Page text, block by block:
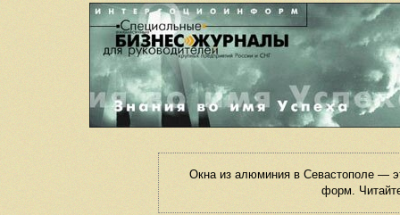
Окна из алюминия в Севастополе —
форм.